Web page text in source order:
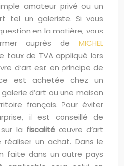
amateur privé ou un
tel un galeriste. Si vous
en la matière, vous
auprès de MICHEL
taux de TVA appliqué lors
d’art est en principe de
est achetée chez un
d’art ou une maison
français. Pour éviter
il est conseillé de
la fiscalitéœuvre d’art
un achat. Dans le
faite dans un autre pays